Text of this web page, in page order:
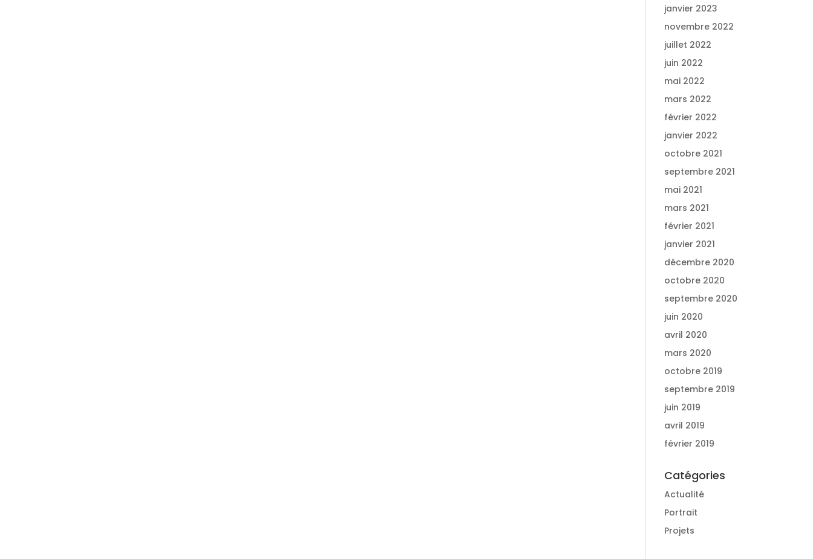
janvier 2023
novembre 2022
juillet 2022
juin 2022
mai 2022
mars 2022
février 2022
janvier 2022
octobre 2021
septembre 2021
mai 2021
mars 2021
février 2021
janvier 2021
décembre 2020
octobre 2020
septembre 2020
juin 2020
avril 2020
mars 2020
octobre 2019
septembre 2019
juin 2019
avril 2019
février 2019
Catégories
Actualité
Portrait
Projets